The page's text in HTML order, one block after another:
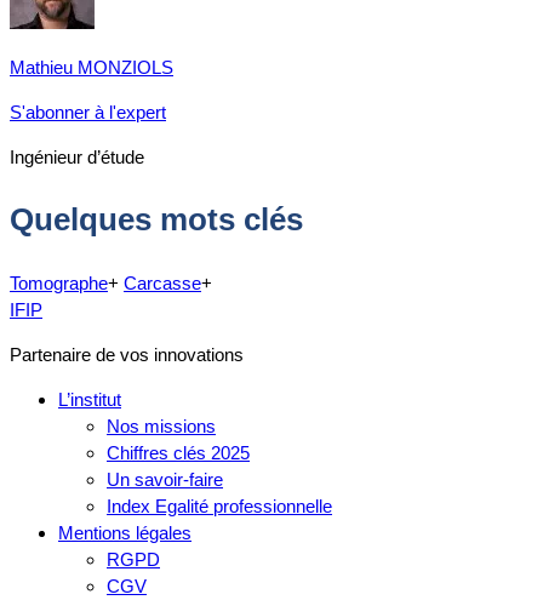
Mathieu MONZIOLS
S'abonner à l'expert
Ingénieur d’étude
Quelques mots clés
Tomographe+ Carcasse+
IFIP
Partenaire de vos innovations
L’institut
Nos missions
Chiffres clés 2025
Un savoir-faire
Index Egalité professionnelle
Mentions légales
RGPD
CGV